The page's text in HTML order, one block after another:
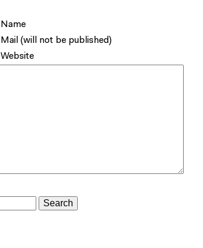
Name
Mail (will not be published)
Website